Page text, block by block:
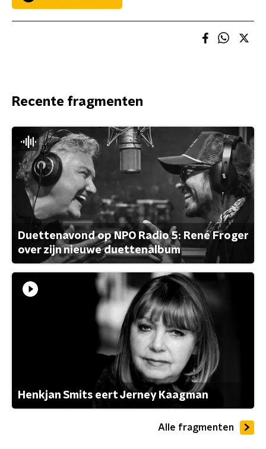
Recente fragmenten
Duettenavond op NPO Radio 5: René Froger
over zijn nieuwe duettenalbum
Henkjan Smits eert Jerney Kaagman
Alle fragmenten